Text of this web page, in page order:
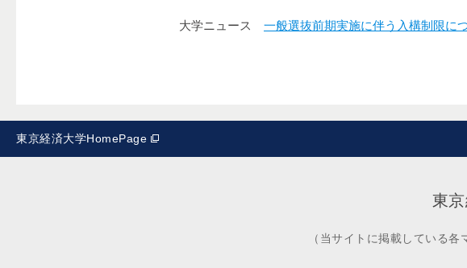
大学ニュース 一般選抜前期実施に伴う入構制限に
東京経済大学HomePage
東
（当サイトに掲載している